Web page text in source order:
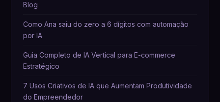
Blog
Como Ana saiu do zero a 6 dígitos com automação
por IA
Guia Completo de IA Vertical para E-commerce
Estratégico
7 Usos Criativos de IA que Aumentam Produtividade
do Empreendedor